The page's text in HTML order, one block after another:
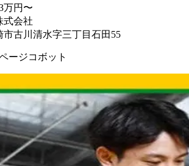
万円〜
式会社
市古川清水字三丁目石田55
ージコボット